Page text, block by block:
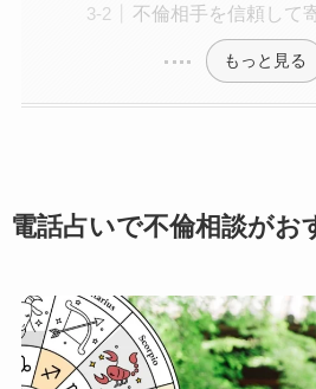
不倫相手を信頼して
もっと見る
電話占いで不倫相談がお